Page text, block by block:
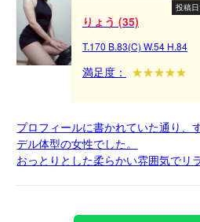
投稿日:
りょう (35)
T.170 B.83(C) W.54 H.84
満足度：
プロフィールに書かれていた通り、
デル体型の女性でした。
おっとりとした柔らかい雰囲気でリ